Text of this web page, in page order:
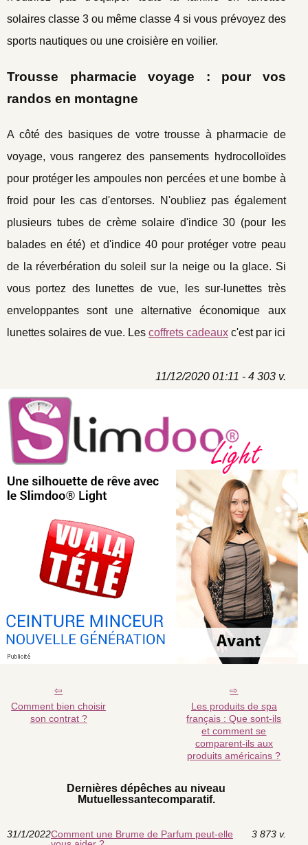
solaires classe 3 ou même classe 4 si vous prévoyez des
sports nautiques ou une croisière en voilier.
Trousse pharmacie voyage : pour vos
randos en montagne
A côté des basiques de votre trousse à pharmacie de
voyage, vous rangerez des pansements hydrocolloïdes
pour protéger les ampoules non percées et une bombe à
froid pour les cas d'entorses. N'oubliez pas également
plusieurs tubes de crème solaire d'indice 30 (pour les
balades en été) et d'indice 40 pour protéger votre peau
de la réverbération du soleil sur la neige ou la glace. Si
vous portez des lunettes de vue, les sur-lunettes très
enveloppantes sont une alternative économique aux
lunettes solaires de vue. Les coffrets cadeaux c'est par ici
11/12/2020 01:11 - 4 303 v.
Comment bien choisir
son contrat ?
Les produits de spa
français : Que sont-ils
et comment se
comparent-ils aux
produits américains ?
Dernières dépêches au niveau
Mutuellessantecomparatif.
31/1/2022Comment une Brume de Parfum peut-elle
3 873 v.